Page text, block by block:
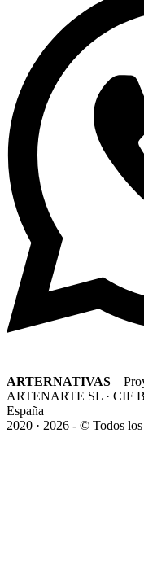
ARTERNATIVAS –
ARTENARTE SL · CIF
España
2020 · 2026 - © Todos